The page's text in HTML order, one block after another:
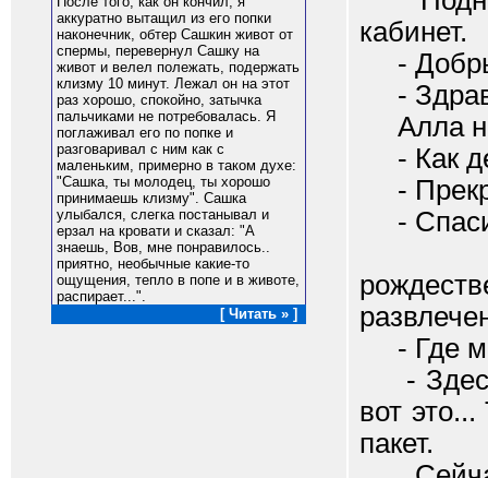
аккуратно вытащил из его попки
наконечник, обтер Сашкин живот от
спермы, перевернул Сашку на
живот и велел полежать, подержать
клизму 10 минут. Лежал он на этот
раз хорошо, спокойно, затычка
пальчиками не потребовалась. Я
поглаживал его по попке и
разговаривал с ним как с
маленьким, примерно в таком духе:
"Сашка, ты молодец, ты хорошо
принимаешь клизму". Cашка
улыбался, слегка постанывал и
ерзал на кровати и сказал: "А
знаешь, Вов, мне понравилось..
приятно, необычные какие-то
ощущения, тепло в попе и в животе,
распирает...".
[ Читать » ]
кабинет.
-
-
Алла
- Как
-
-
- Где
-
вот
пакет.